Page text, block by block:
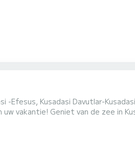
-Efesus, Kusadasi Davutlar-
vakantie! Geniet van de zee in
Wij bieden u een privéboottocht